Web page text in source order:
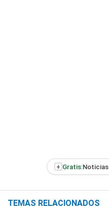
+ Gratis:Noticias
TEMAS RELACIONADOS